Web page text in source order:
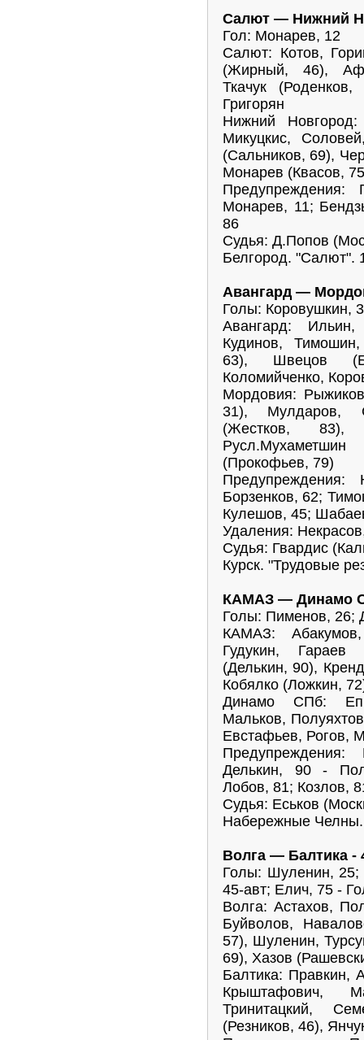
Салют — Нижний
Гол: Монарев, 12
Салют: Котов,
(Жирный, 46),
Ткачук
Григорян
Нижний
Микуцкис,
(Сальников, 69),
Монарев (Квасов,
Монарев, 11;
86
Судья: Д.Попов
Белгород. "Салют".
Авангард —
Голы: Коровушкин,
Авангард:
Кудинов,
63), Швецов
Коломийченко,
Мордовия:
31), Мулдаров,
(Жестков,
(Прокофьев, 79)
Борзенков, 62;
Кулешов, 45;
Удаления:
Судья: Гвардис
Курск. "Трудовые
КАМАЗ — Динамо
Голы: Пименов, 26;
КАМАЗ:
Гудукин, Гараев
(Делькин, 90),
Кобялко (Ложкин,
Динамо СПб:
Мальков,
Евстафьев, Рогов,
Делькин, 90 -
Лобов, 81; Козлов,
Судья: Еськов
Набережные
Волга — Балтика -
Голы: Шуленин, 25;
45-авт; Елич, 75 -
Волга: Астахов,
Буйволов,
57), Шуленин,
69), Хазов
Балтика: Правкин,
Крыштафович,
Тринитацкий,
(Резников, 46),